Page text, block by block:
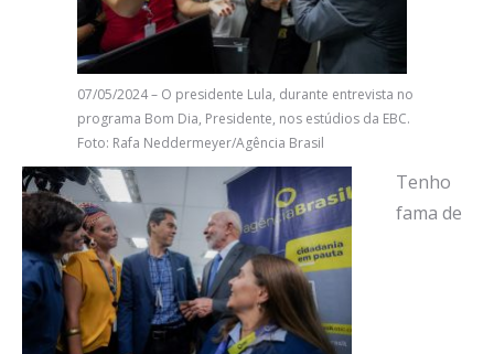
07/05/2024 – O presidente Lula, durante entrevista no
programa Bom Dia, Presidente, nos estúdios da EBC.
Foto: Rafa Neddermeyer/Agência Brasil
Tenho
fama de